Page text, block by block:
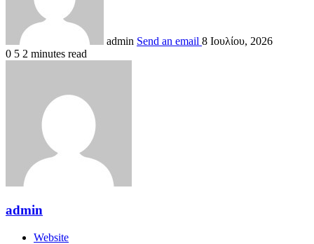
admin Send an email 8 Ιουλίου, 2026
0 5 2 minutes read
admin
Website